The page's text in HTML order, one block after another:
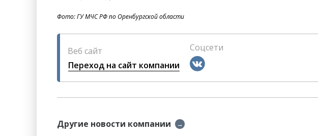
Фото: ГУ МЧС РФ по Оренбургской области
Веб сайт
Переход на сайт компании
Соцсети
Другие новости компании →